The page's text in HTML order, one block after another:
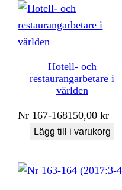
Hotell- och
restaurangarbetare i
världen
Nr 167-168150,00kr
Lägg till i varukorg